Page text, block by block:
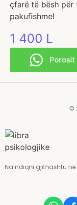
çfarë të bësh
pakufishme!
1 400 L
Porosit
©
Na ndiqni gjithashtu në